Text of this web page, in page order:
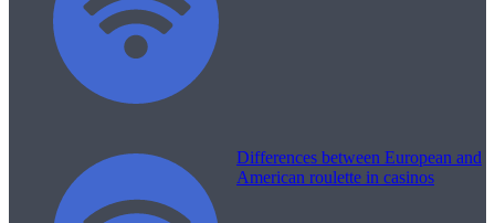
Differences between European and
American roulette in casinos